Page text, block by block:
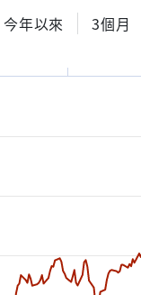
今年以來 3個月